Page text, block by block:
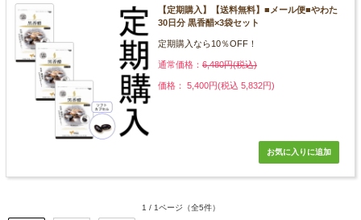
【定期購入】【送料無料】■メール便■やわた
30日分 黒香醋×3袋セット
定期購入なら10％OFF！
通常価格： 6,480円(税込)
価格： 5,400円(税込 5,832円)
1 / 1ページ （全5件）